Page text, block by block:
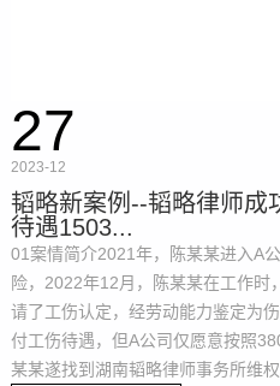
27
2023-12
韬略新案例--韬略律师成
待遇1503...
01案情简介2021年，陈某某进入A
险，2022年12月，陈某某在工作时
请了工伤认定，经劳动能力鉴定为
付工伤待遇，但A公司仅愿意按照
某某遂找到湖南韬略律师事务所维